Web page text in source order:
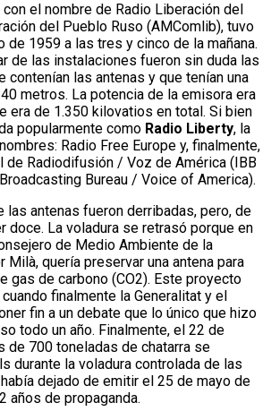
el nombre de Radio Liberación del
del Pueblo Ruso (AMComlib), tuvo
de 1959 a las tres y cinco de la mañana.
de las instalaciones fueron sin duda las
contenían las antenas y que tenían una
metros. La potencia de la emisora era
era de 1.350 kilovatios en total. Si bien
popularmente como Radio Liberty, la
Radio Free Europe y, finalmente,
de Radiodifusión / Voz de América (IBB
Bureau / Voice of America).
las antenas fueron derribadas, pero, de
doce. La voladura se retrasó porque en
de Medio Ambiente de la
Milà, quería preservar una antena para
gas de carbono (CO2). Este proyecto
finalmente la Generalitat y el
fin a un debate que lo único que hizo
todo un año. Finalmente, el 22 de
de 700 toneladas de chatarra se
durante la voladura controlada de las
dejado de emitir el 25 de mayo de
años de propaganda.